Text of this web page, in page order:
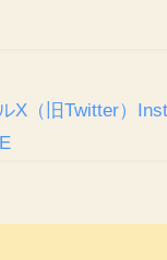
X（旧Twitter）